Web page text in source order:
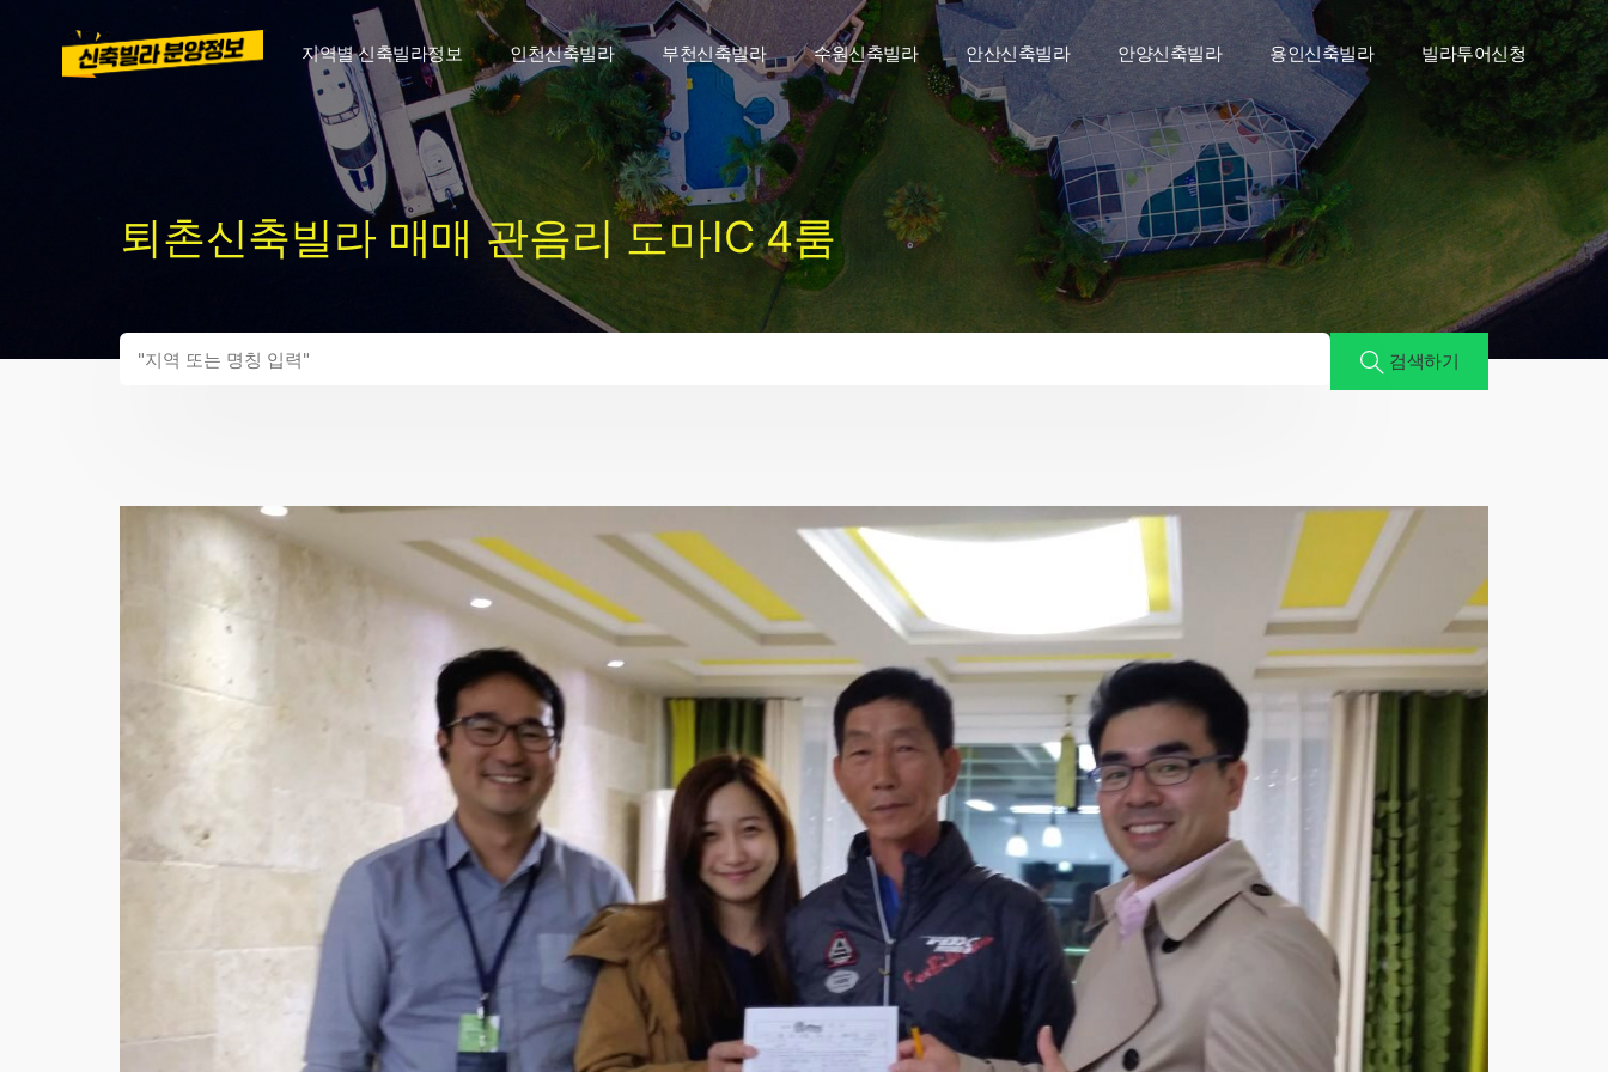
지역별 신축빌라정보 인천신축빌라 부천신축빌라 수원신축빌라 안산신축빌라 안양신축빌라 용인신축빌라 빌라투어신청
퇴촌신축빌라 매매 관음리 도마IC 4룸
검색하기